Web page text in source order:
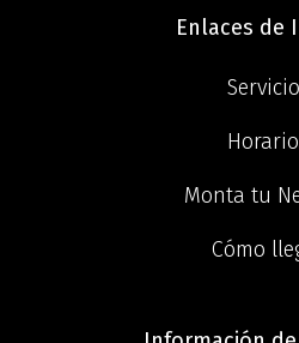
Enlaces de
Monta tu
Cómo